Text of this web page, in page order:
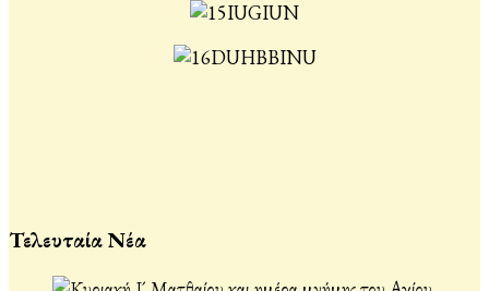
Τελευταία Νέα